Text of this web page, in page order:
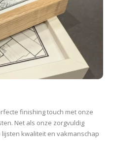
finishing touch met onze
Net als onze zorgvuldig
kwaliteit en vakmanschap